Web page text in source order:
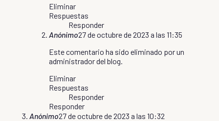
Eliminar
Respuestas
Responder
Anónimo27 de octubre de 2023 a las 11:35
Este comentario ha sido eliminado por un
administrador del blog.
Eliminar
Respuestas
Responder
Responder
Anónimo27 de octubre de 2023 a las 10:32